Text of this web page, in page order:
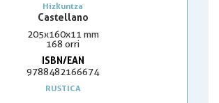
Hizkuntza
Castellano
205x160x11 mm
168 orri
ISBN/EAN
9788482166674
RUSTICA